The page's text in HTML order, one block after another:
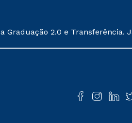
Graduação 2.0 e Transferência.
exposto no contrato de